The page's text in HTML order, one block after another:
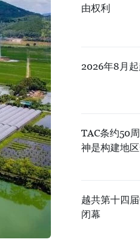
由权利
2026年8月
TAC条约50
神是构建地
越共第十四
闭幕